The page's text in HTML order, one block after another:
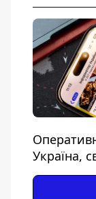
Україна,